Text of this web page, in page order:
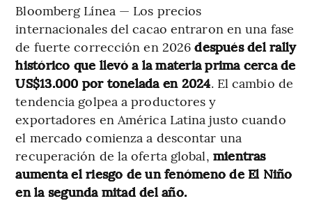
Bloomberg Línea — Los precios
internacionales del cacao entraron en una fase
de fuerte corrección en 2026después del rally
histórico que llevó a la materia prima cerca de
US$13.000 por tonelada en 2024. El cambio de
tendencia golpea a productores y
exportadores en América Latina justo cuando
el mercado comienza a descontar una
recuperación de la oferta global, mientras
aumenta el riesgo de un fenómeno de El Niño
en la segunda mitad del año.